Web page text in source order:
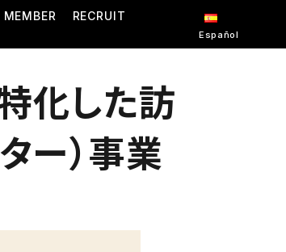
MEMBER
RECRUIT
Español
化した訪
ー）事業